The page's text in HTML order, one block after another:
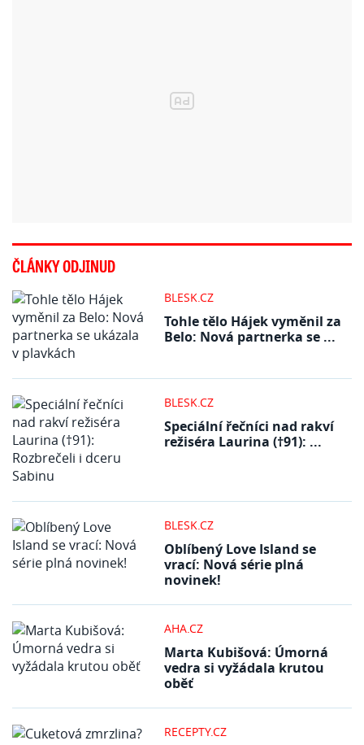
ČLÁNKY ODJINUD
BLESK.CZ
Tohle tělo Hájek vyměnil za
Belo: Nová partnerka se ...
BLESK.CZ
Speciální řečníci nad rakví
režiséra Laurina (†91): ...
BLESK.CZ
Oblíbený Love Island se
vrací: Nová série plná
novinek!
AHA.CZ
Marta Kubišová: Úmorná
vedra si vyžádala krutou
oběť
RECEPTY.CZ